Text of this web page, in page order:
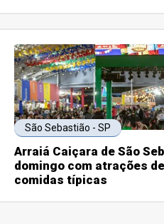
São Sebastião - SP
Arraiá Caiçara de São
domingo com atrações
comidas típicas